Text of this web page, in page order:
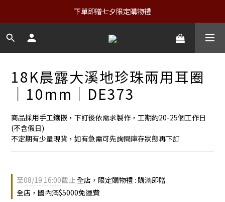
下單即贈七夕限定購物禮
18K晨露大溪地珍珠兩用耳圈
｜10mm｜DE373
商品採用手工鑲嵌，下訂後依需求製作，工期約20-25個工作日
(不含假日)
不定期有少量現貨，如有急需可先詢問庫存狀態再下訂
至08/19 16:00截止全店，限定購物禮 : 購滿即贈
全店，國內滿$5000免運費